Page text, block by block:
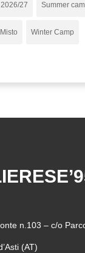
27 Summer
Winter Camp
n.103 – c/o
(AT)